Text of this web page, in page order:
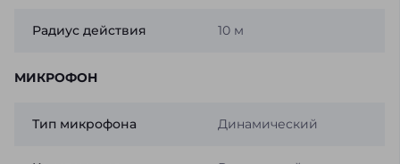
Радиус действия 10 м
МИКРОФОН
Тип микрофона Динамический